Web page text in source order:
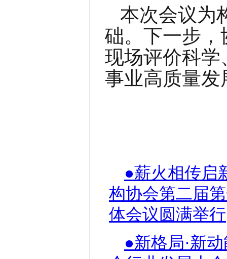
本次会议为
础。下一步
现场评价科
事业高质量发